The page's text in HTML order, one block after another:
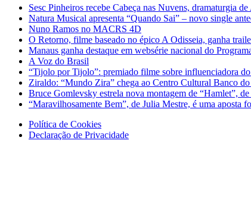
Sesc Pinheiros recebe Cabeça nas Nuvens, dramaturgia
Natura Musical apresenta “Quando Sai” – novo single
Nuno Ramos no MACRS 4D
O Retorno, filme baseado no épico A Odisseia, ganha
Manaus ganha destaque em websérie nacional do
A Voz do Brasil
“Tijolo por Tijolo”: premiado filme sobre influenciadora
Ziraldo: “Mundo Zira” chega ao Centro Cultural Banco
Bruce Gomlevsky estrela nova montagem de “Hamlet”,
“Maravilhosamente Bem”, de Julia Mestre, é uma aposta
Política de Cookies
Declaração de Privacidade